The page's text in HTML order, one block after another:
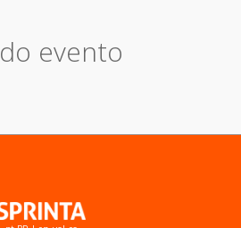
do evento